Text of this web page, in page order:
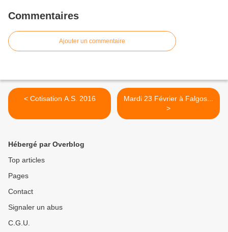
Commentaires
Ajouter un commentaire
< Cotisation A.S. 2016
Mardi 23 Février à Falgos...
>
Hébergé par Overblog
Top articles
Pages
Contact
Signaler un abus
C.G.U.